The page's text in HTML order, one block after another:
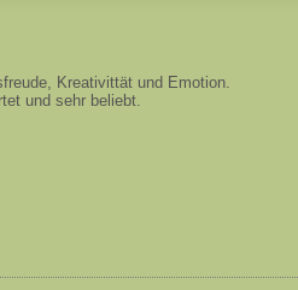
Kreativittät und Emotion.
und sehr beliebt.